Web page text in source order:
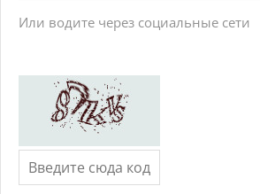
Или водите через социальные сети